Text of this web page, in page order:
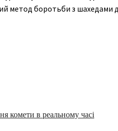
метод боротьби з
комети в реальному часі